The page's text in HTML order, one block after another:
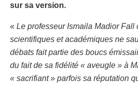
sur sa version.
« Le professeur Ismaila Madior Fall
scientifiques et académiques ne
débats fait partie des boucs
du fait de sa fidélité « aveugle » à
« sacrifiant » parfois sa réputation